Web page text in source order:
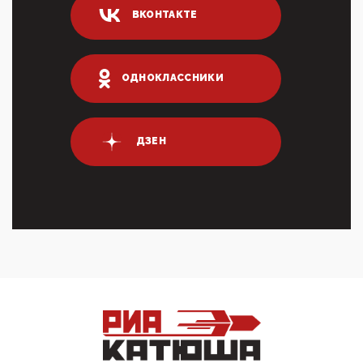
млрд руб. ...
03:01, 10 Апреля 2026
что союзники просили Киев не наносить удары по
энергети...
01:54, 10 Апреля 2026
ПрезидентПутинвчера вечером обьявил
Пасхальное перемирие с 16 часов субботы до конца
дня Воскресен...
01:09, 10 Апреля 2026
Честно говоря, ситуация с продвижением через
российские крупнейшие СМИ персоны Эррола
Маска (отца Ил...
ВКОНТАКТЕ
ОДНОКЛАССНИКИ
ДЗЕН